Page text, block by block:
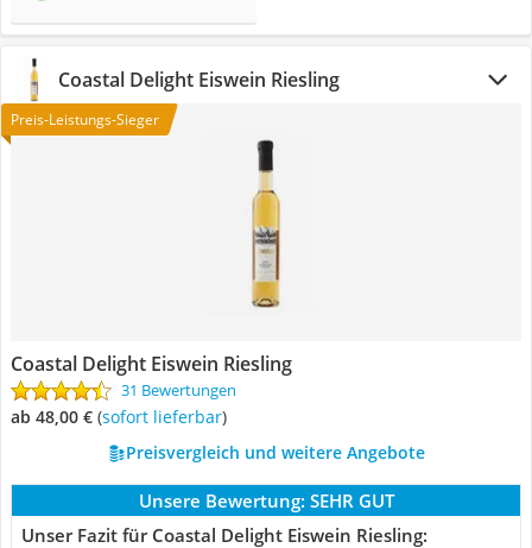
Coastal Delight Eiswein Riesling
Preis-Leistungs-Sieger
Coastal Delight Eiswein Riesling
31 Bewertungen
ab 48,00 € ( Sofort lieferbar)
Preisvergleich und weitere Angebote
Unsere Bewertung: SEHR GUT
Unser Fazit für Coastal Delight Eiswein Riesling: